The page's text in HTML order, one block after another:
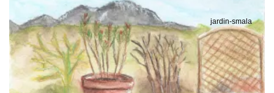
jardin-smala